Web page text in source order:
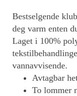
Bestselgende
deg varm enten
Laget i 100%
vannavvisende.
Avtagbar
To lommer